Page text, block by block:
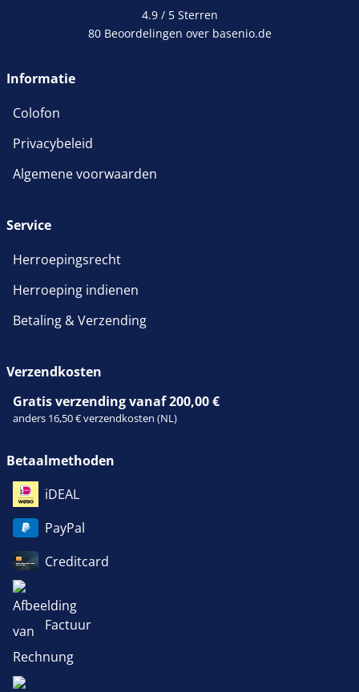
4.9 / 5Sterren
80 Beoordelingen over basenio.de
Informatie
Colofon
Privacybeleid
Algemene voorwaarden
Service
Herroepingsrecht
Herroeping indienen
Betaling & Verzending
Verzendkosten
Gratis verzending vanaf 200,00 €
anders 16,50 € verzendkosten (NL)
Betaalmethoden
iDEAL
PayPal
Creditcard
Factuur